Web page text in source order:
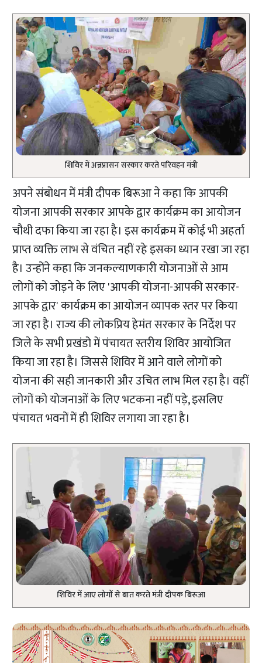
शिविर में अन्नप्रासन संस्कार करते परिवहन मंत्री
अपने संबोधन में मंत्री दीपक बिरूआ ने कहा कि आपकी
योजना आपकी सरकार आपके द्वार कार्यक्रम का आयोजन
चौथी दफा किया जा रहा है। इस कार्यक्रम में कोई भी अहर्ता
प्राप्त व्यक्ति लाभ से वंचित नहीं रहे इसका ध्यान रखा जा रहा
है। उन्होंने कहा कि जनकल्याणकारी योजनाओं से आम
लोगों को जोड़ने के लिए 'आपकी योजना-आपकी सरकार-
आपके द्वार' कार्यक्रम का आयोजन व्यापक स्तर पर किया
जा रहा है। राज्य की लोकप्रिय हेमंत सरकार के निर्देश पर
जिले के सभी प्रखंडो में पंचायत स्तरीय शिविर आयोजित
किया जा रहा है। जिससे शिविर में आने वाले लोगों को
योजना की सही जानकारी और उचित लाभ मिल रहा है। वहीं
लोगों को योजनाओं के लिए भटकना नहीं पड़े, इसलिए
पंचायत भवनों में ही शिविर लगाया जा रहा है।
शिविर में आए लोगों से बात करते मंत्री दीपक बिरूआ